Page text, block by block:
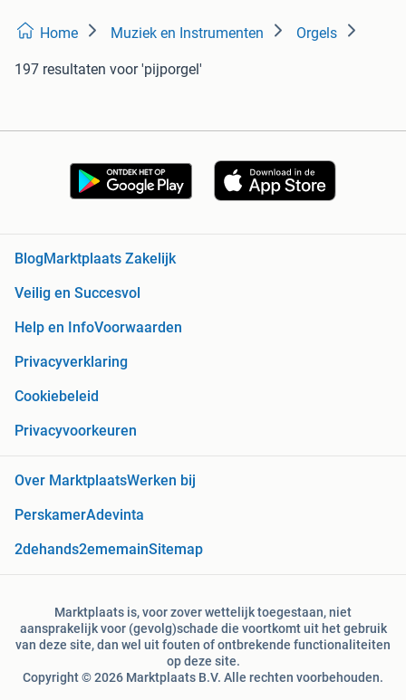
Home Muziek en Instrumenten Orgels
197 resultaten voor 'pijporgel'
BlogMarktplaats Zakelijk
Veilig en Succesvol
Help en InfoVoorwaarden
Privacyverklaring
Cookiebeleid
Privacyvoorkeuren
Over MarktplaatsWerken bij
PerskamerAdevinta
2dehands2ememainSitemap
Marktplaats is, voor zover wettelijk toegestaan, niet
aansprakelijk voor (gevolg)schade die voortkomt uit het gebruik
van deze site, dan wel uit fouten of ontbrekende functionaliteiten
op deze site.
Copyright © 2026 Marktplaats B.V. Alle rechten voorbehouden.